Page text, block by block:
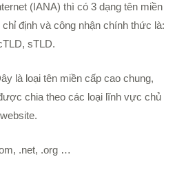
(IANA) thì có 3 dạng tên miền
định và công nhận chính thức là:
sTLD.
là loại tên miền cấp cao chung,
chia theo các loại lĩnh vực chủ
.net, .org …